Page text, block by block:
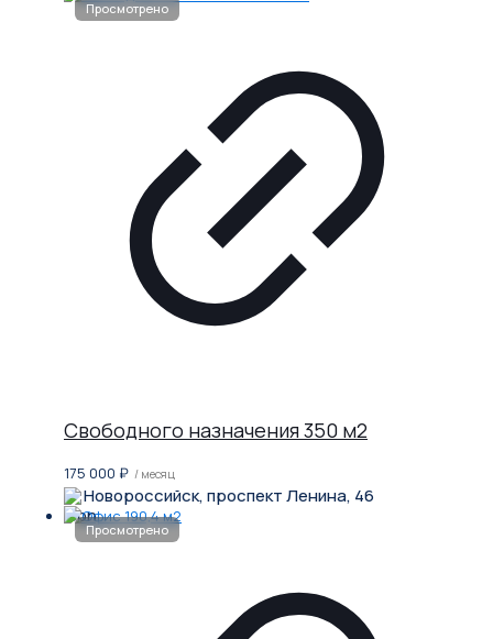
Свободного назначения 350 м2
175 000 ₽ / месяц
Новороссийск, проспект Ленина, 46